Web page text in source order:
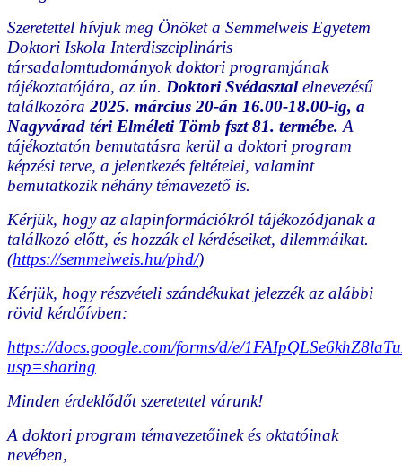
Szeretettel hívjuk meg Önöket a Semmelweis Egyetem
Doktori Iskola Interdiszciplináris
társadalomtudományok doktori programjának
tájékoztatójára, az ún. Doktori Svédasztalelnevezésű
találkozóra 2025. március 20-án 16.00-18.00-ig, a
Nagyvárad téri Elméleti Tömb fszt 81. termébe. A
tájékoztatón bemutatásra kerül a doktori program
képzési terve, a jelentkezés feltételei, valamint
bemutatkozik néhány témavezető is.
Kérjük, hogy az alapinformációkról tájékozódjanak a
találkozó előtt, és hozzák el kérdéseiket, dilemmáikat.
(https://semmelweis.hu/phd/)
Kérjük, hogy részvételi szándékukat jelezzék az alábbi
rövid kérdőívben:
https://docs.google.com/forms/d/e/
usp=sharing
Minden érdeklődőt szeretettel várunk!
A doktori program témavezetőinek és oktatóinak
nevében,